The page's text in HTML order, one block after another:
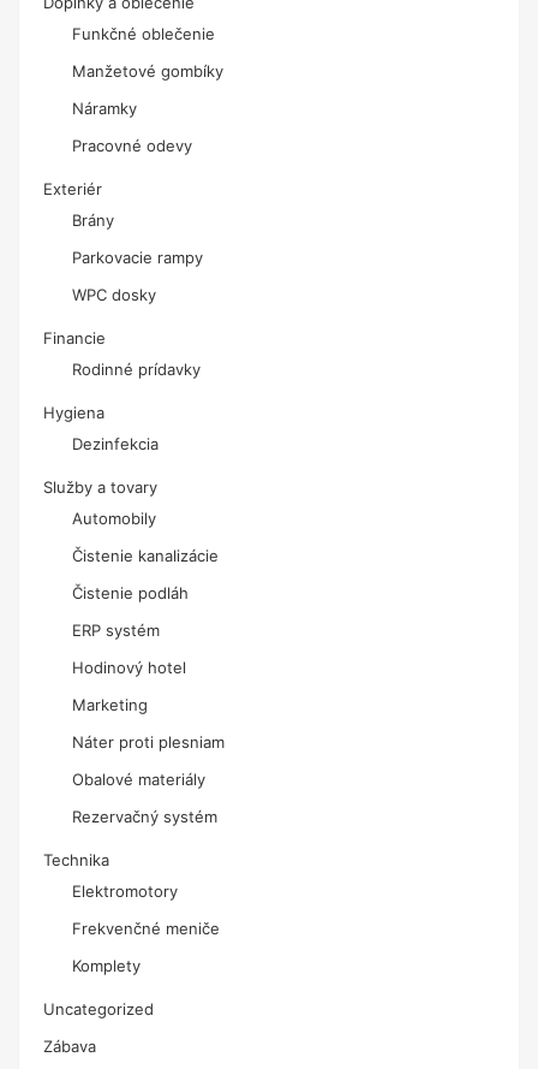
Funkčné oblečenie
Manžetové gombíky
Náramky
Pracovné odevy
Exteriér
Brány
Parkovacie rampy
WPC dosky
Financie
Rodinné prídavky
Hygiena
Dezinfekcia
Služby a tovary
Automobily
Čistenie kanalizácie
Čistenie podláh
ERP systém
Hodinový hotel
Marketing
Náter proti plesniam
Obalové materiály
Rezervačný systém
Technika
Elektromotory
Frekvenčné meniče
Komplety
Uncategorized
Zábava